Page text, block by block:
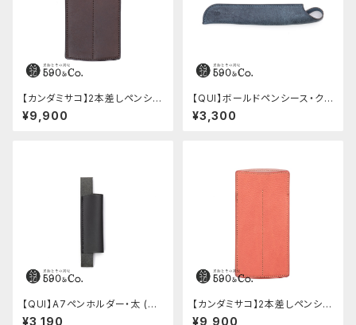
【カンダミサコ】2本差しペンシー
ス・ショート用 ミネルバボックス
(カスターニョ)
¥9,900
【QUI】ボールドペンシース・ク
ードゥー (ブルー)
¥3,300
【QUI】A7ペンホルダー・太 (ブ
ラック)
¥3,190
【カンダミサコ】2本差しペンシー
ス・ミネルバボックス (ローズア
¥9,900